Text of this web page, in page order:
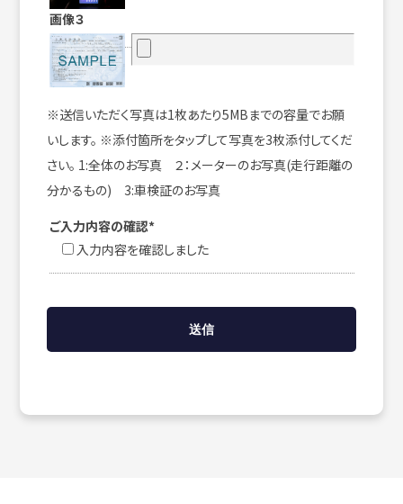
画像３
※送信いただく写真は1枚あたり5MBまでの容量でお願
いします。 ※添付箇所をタップして写真を3枚添付してくだ
さい。 1:全体のお写真 ２：メーターのお写真(走行距離の
分かるもの) 3:車検証のお写真
ご入力内容の確認*
入力内容を確認しました